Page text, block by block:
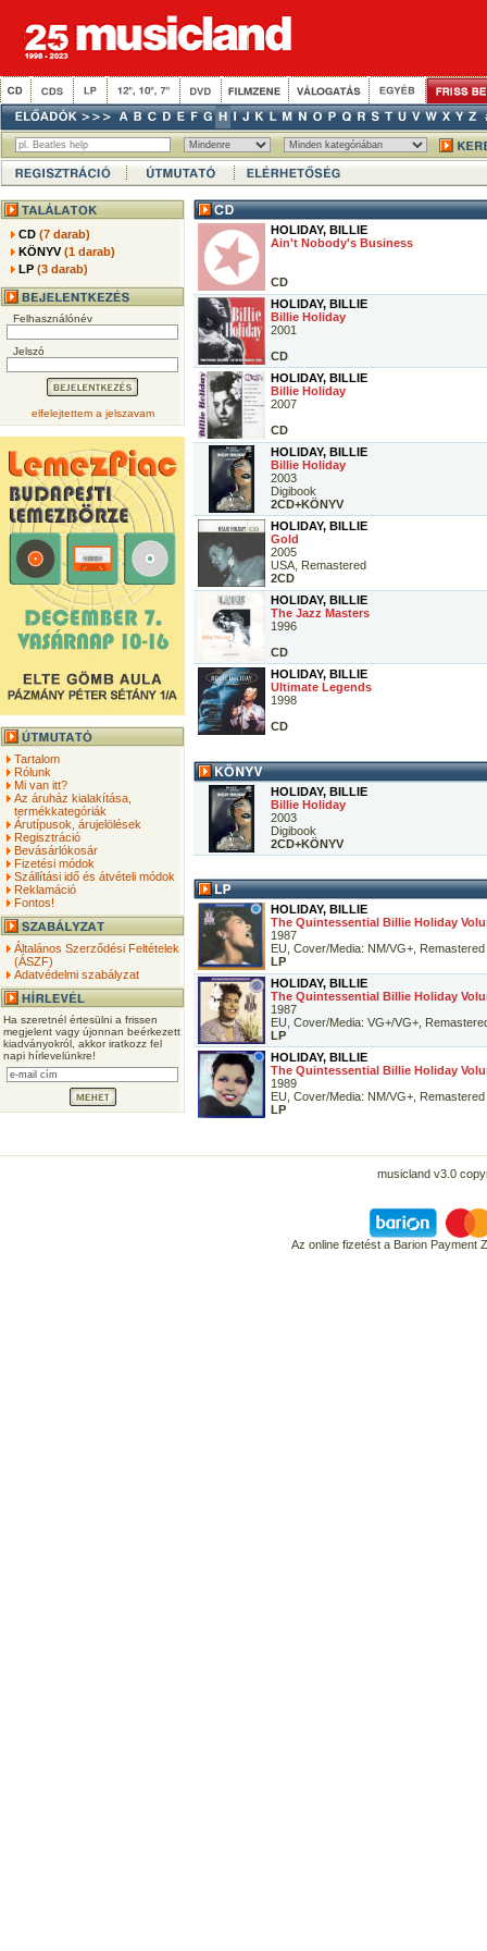
CD(7 darab)
KÖNYV(1 darab)
LP(3 darab)
Felhasználónév
Jelszó
elfelejtettem a jelszavam
Tartalom
Rólunk
Mi van itt?
Az áruház kialakítása,
termékkategóriák
Árutípusok, árujelölések
Regisztráció
Bevásárlókosár
Fizetési módok
Szállítási idő és átvételi módok
Reklamáció
Fontos!
Általános Szerződési Feltételek
(ÁSZF)
Adatvédelmi szabályzat
Ha szeretnél értesülni a frissen
megjelent vagy újonnan beérkezett
kiadványokról, akkor iratkozz fel
napi hírlevelünkre!
HOLIDAY, BILLIE
Ain't Nobody's Business
CD
HOLIDAY, BILLIE
Billie Holiday
2001
CD
HOLIDAY, BILLIE
Billie Holiday
2007
CD
HOLIDAY, BILLIE
Billie Holiday
2003
Digibook
2CD+KÖNYV
HOLIDAY, BILLIE
Gold
2005
USA, Remastered
2CD
HOLIDAY, BILLIE
The Jazz Masters
1996
CD
HOLIDAY, BILLIE
Ultimate Legends
1998
CD
HOLIDAY, BILLIE
Billie Holiday
2003
Digibook
2CD+KÖNYV
HOLIDAY, BILLIE
The Quintessential Billie Holiday
1987
EU, Cover/Media: NM/VG+, Remastered
LP
HOLIDAY, BILLIE
The Quintessential Billie Holiday
1987
EU, Cover/Media: VG+/VG+,
LP
HOLIDAY, BILLIE
The Quintessential Billie Holiday
1989
EU, Cover/Media: NM/VG+, Remastered
LP
musicland v3.0
Az online fizetést a Barion Payment